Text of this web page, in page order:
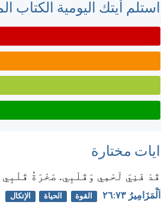
استلم أيتك اليومية الكتاب
ايات مختارة
قَدْ فَنِيَ لَحْمِي وَقَلْبِي. صَخْرَةُ
اَلْمَزَامِيرُ ٧٣:‏٢٦ القوة الحياة الإتكال